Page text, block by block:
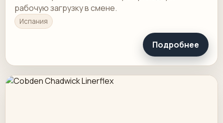
рабочую загрузку в смене.
Испания
Подробнее